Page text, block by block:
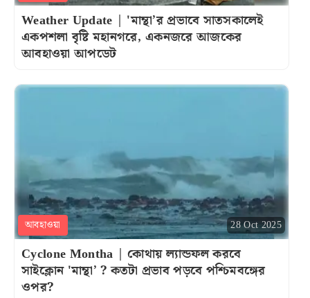
Weather Update | 'মান্থা’র প্রভাবে সাতসকালেই
একপশলা বৃষ্টি মহানগরে, একনজরে আজকের
আবহাওয়া আপডেট
আবহাওয়া 28 Oct 2025
Cyclone Montha | কোথায় ল্যান্ডফল করবে
সাইক্লোন 'মান্থা’ ? কতটা প্রভাব পড়বে পশ্চিমবঙ্গের
ওপর?